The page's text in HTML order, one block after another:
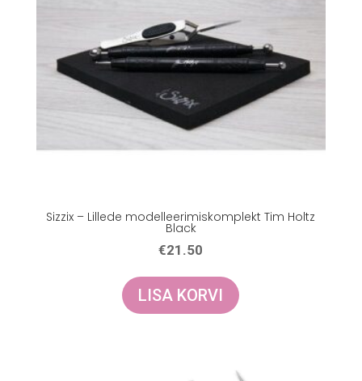
Sizzix – Lillede modelleerimiskomplekt Tim Holtz
Black
€21.50
LISA KORVI